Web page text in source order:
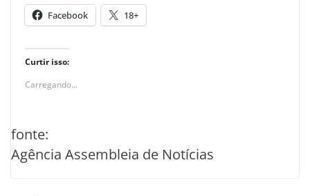
Facebook 18+
Curtir isso:
Carregando...
fonte:
Agência Assembleia de Notícias